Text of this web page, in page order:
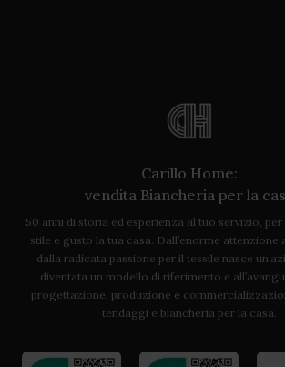
Carillo Home:
vendita Biancheria per la
50 anni di storia ed esperienza al tuo servizio,
stile e gusto la tua casa. Dall’enorme attenzione
dalla radicata passione per il tessile nasce
diventata un modello di riferimento e
progettazione, produzione e
tendaggi e biancheria per la casa.